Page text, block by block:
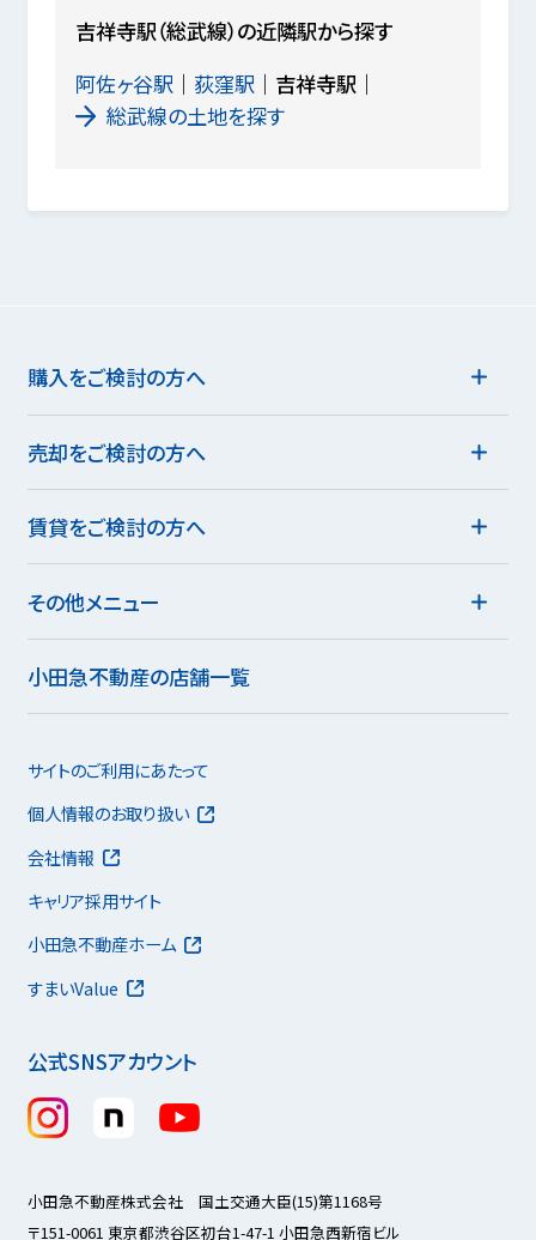
吉祥寺駅（総武線）の近隣駅から探す
阿佐ヶ谷駅
荻窪駅
吉祥寺駅
総武線の土地を探す
購入をご検討の方へ
売却をご検討の方へ
賃貸をご検討の方へ
その他メニュー
小田急不動産の店舗一覧
公式SNSアカウント
サイトのご利用にあたって
個人情報のお取り扱い
会社情報
キャリア採用サイト
小田急不動産ホーム
すまいValue
小田急不動産株式会社 国土交通大臣(15)第1168号
〒151-0061 東京都渋谷区初台1-47-1 小田急西新宿ビル